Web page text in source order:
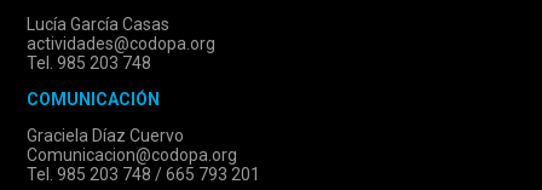
Lucía García Casas
actividades@codopa.org
Tel. 985 203 748
COMUNICACIÓN
Graciela Díaz Cuervo
Comunicacion@codopa.org
Tel. 985 203 748 / 665 793 201